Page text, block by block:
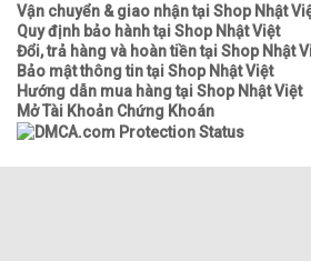
Vận chuyển & giao nhận tại Shop Nhật
Quy định bảo hành tại Shop Nhật Việt
Đổi, trả hàng và hoàn tiền tại Shop Nhật
Bảo mật thông tin tại Shop Nhật Việt
Hướng dẫn mua hàng tại Shop Nhật Việt
Mở Tài Khoản Chứng Khoán